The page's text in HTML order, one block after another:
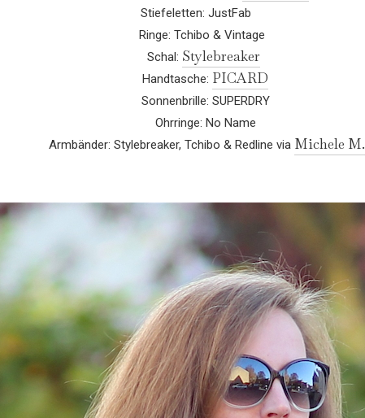
Stiefeletten: JustFab
Ringe: Tchibo & Vintage
Schal: Stylebreaker
Handtasche: PICARD
Sonnenbrille: SUPERDRY
Ohrringe: No Name
Armbänder: Stylebreaker, Tchibo & Redline via Michele M.